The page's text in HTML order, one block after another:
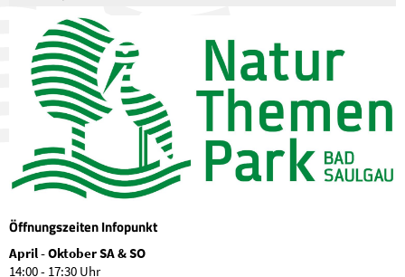
Öffnungszeiten Infopunkt
April - Oktober SA & SO
14:00 - 17:30 Uhr